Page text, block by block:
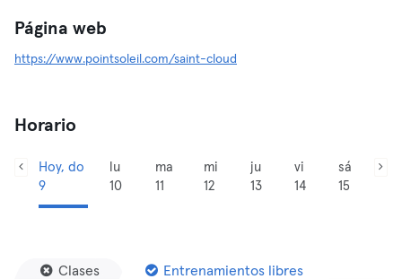
Página web
https://www.pointsoleil.com/saint-cloud
Horario
Hoy, do
9
lu
10
ma
11
mi
12
ju
13
vi
14
sá
15
Clases Entrenamientos libres